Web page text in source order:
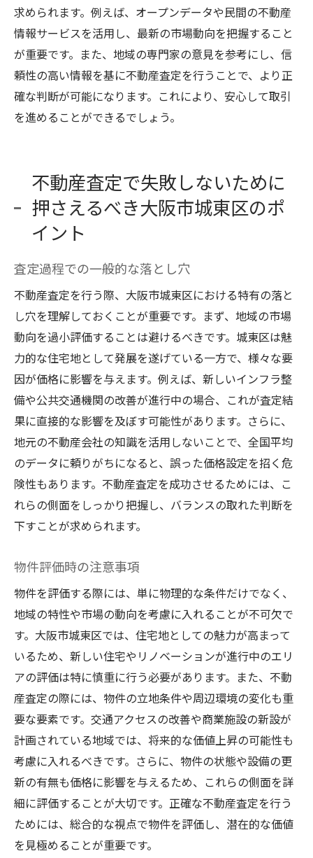
求められます。例えば、オープンデータや民間の不動産
情報サービスを活用し、最新の市場動向を把握すること
が重要です。また、地域の専門家の意見を参考にし、信
頼性の高い情報を基に不動産査定を行うことで、より正
確な判断が可能になります。これにより、安心して取引
を進めることができるでしょう。
不動産査定で失敗しないために
押さえるべき大阪市城東区のポ
イント
査定過程での一般的な落とし穴
不動産査定を行う際、大阪市城東区における特有の落と
し穴を理解しておくことが重要です。まず、地域の市場
動向を過小評価することは避けるべきです。城東区は魅
力的な住宅地として発展を遂げている一方で、様々な要
因が価格に影響を与えます。例えば、新しいインフラ整
備や公共交通機関の改善が進行中の場合、これが査定結
果に直接的な影響を及ぼす可能性があります。さらに、
地元の不動産会社の知識を活用しないことで、全国平均
のデータに頼りがちになると、誤った価格設定を招く危
険性もあります。不動産査定を成功させるためには、こ
れらの側面をしっかり把握し、バランスの取れた判断を
下すことが求められます。
物件評価時の注意事項
物件を評価する際には、単に物理的な条件だけでなく、
地域の特性や市場の動向を考慮に入れることが不可欠で
す。大阪市城東区では、住宅地としての魅力が高まって
いるため、新しい住宅やリノベーションが進行中のエリ
アの評価は特に慎重に行う必要があります。また、不動
産査定の際には、物件の立地条件や周辺環境の変化も重
要な要素です。交通アクセスの改善や商業施設の新設が
計画されている地域では、将来的な価値上昇の可能性も
考慮に入れるべきです。さらに、物件の状態や設備の更
新の有無も価格に影響を与えるため、これらの側面を詳
細に評価することが大切です。正確な不動産査定を行う
ためには、総合的な視点で物件を評価し、潜在的な価値
を見極めることが重要です。